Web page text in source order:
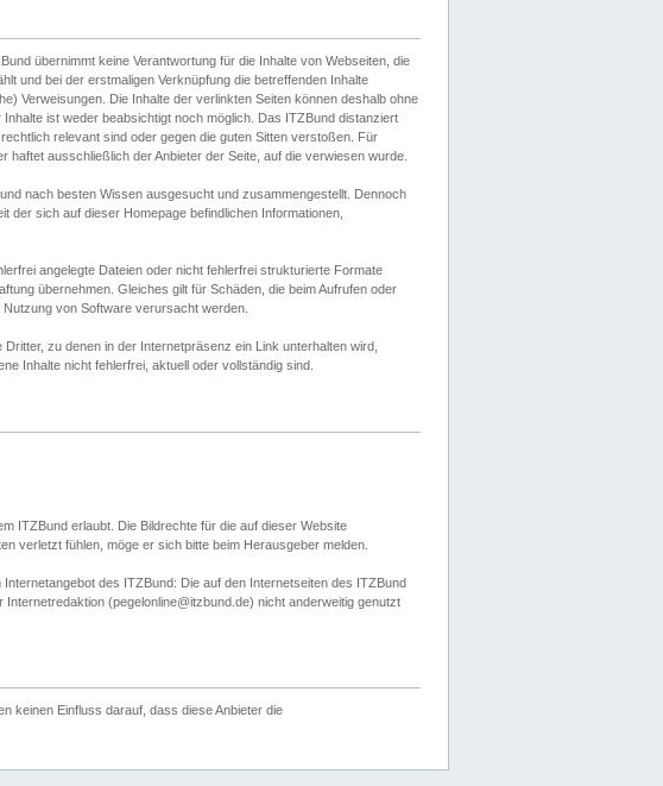
übernimmt keine Verantwortung für die Inhalte von Webseiten, die
und bei der erstmaligen Verknüpfung die betreffenden Inhalte
Verweisungen. Die Inhalte der verlinkten Seiten können deshalb ohne
ist weder beabsichtigt noch möglich. Das ITZBund distanziert
relevant sind oder gegen die guten Sitten verstoßen. Für
ausschließlich der Anbieter der Seite, auf die verwiesen wurde.
nach besten Wissen ausgesucht und zusammengestellt. Dennoch
der sich auf dieser Homepage befindlichen Informationen,
angelegte Dateien oder nicht fehlerfrei strukturierte Formate
übernehmen. Gleiches gilt für Schäden, die beim Aufrufen oder
von Software verursacht werden.
zu denen in der Internetpräsenz ein Link unterhalten wird,
Inhalte nicht fehlerfrei, aktuell oder vollständig sind.
ITZBund erlaubt. Die Bildrechte für die auf dieser Website
verletzt fühlen, möge er sich bitte beim Herausgeber melden.
des ITZBund: Die auf den Internetseiten des ITZBund
(pegelonline@itzbund.de) nicht anderweitig genutzt
keinen Einfluss darauf, dass diese Anbieter die